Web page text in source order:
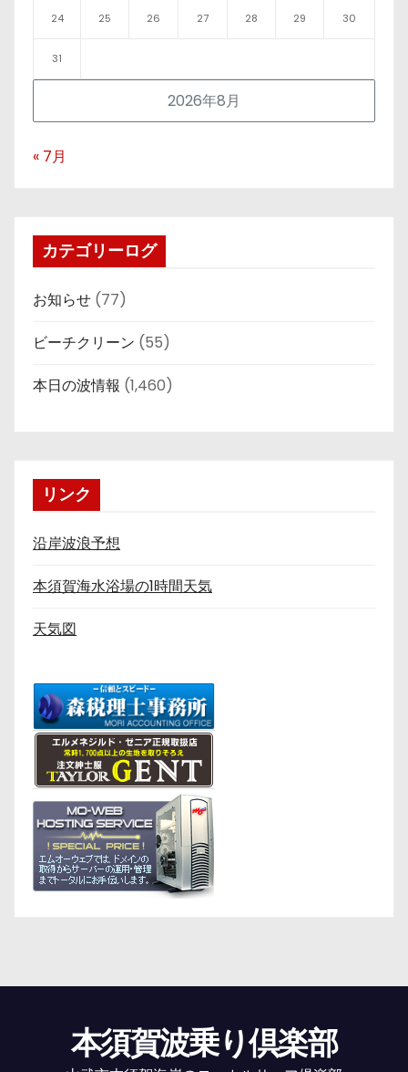
2026年8月
24 25 26 27 28 29 30
31
« 7月
カテゴリーログ
お知らせ (77)
ビーチクリーン (55)
本日の波情報 (1,460)
リンク
沿岸波浪予想
本須賀海水浴場の1時間天気
天気図
本須賀波乗り倶楽部